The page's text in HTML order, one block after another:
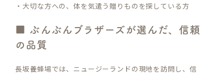
・大切な方への、体を気遣う贈りものを探している方
■ ぶんぶんブラザーズが選んだ、信頼
の品質
長坂養蜂場では、ニュージーランドの現地を訪問し、信